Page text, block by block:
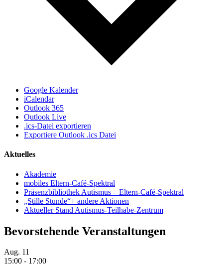
Google Kalender
iCalendar
Outlook 365
Outlook Live
.ics-Datei exportieren
Exportiere Outlook .ics Datei
Aktuelles
Akademie
mobiles Eltern-Café-Spektral
Präsenzbibliothek Autismus – Eltern-Café-Spektral
„Stille Stunde“+ andere Aktionen
Aktueller Stand Autismus-Teilhabe-Zentrum
Bevorstehende Veranstaltungen
Aug. 11
15:00 - 17:00